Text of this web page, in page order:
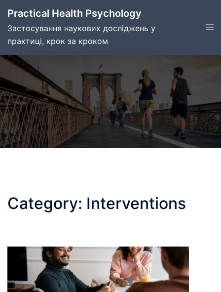
content
Practical Health Psychology
Застосування наукових досліджень у
практиці, крок за кроком
Category: Interventions